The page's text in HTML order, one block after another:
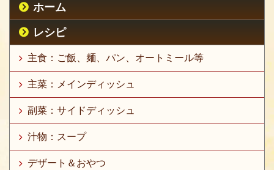
ホーム
レシピ
主食：ご飯、麺、パン、オートミール等
主菜：メインディッシュ
副菜：サイドディッシュ
汁物：スープ
デザート＆おやつ